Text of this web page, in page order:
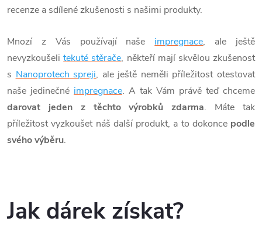
recenze a sdílené zkušenosti s našimi produkty.
Mnozí z Vás používají naše impregnace, ale ještě
nevyzkoušelitekuté stěrače, někteří mají skvělou zkušenost
s Nanoprotech spreji, ale ještě neměli příležitost otestovat
naše jedinečné impregnace. A tak Vám právě teď chceme
darovat jeden z těchto výrobků zdarma. Máte tak
příležitost vyzkoušet náš další produkt, a to dokonce podle
svého výběru.
Jak dárek získat?